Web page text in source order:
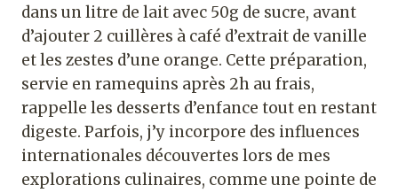
dans un litre de lait avec 50g de sucre, avant
d’ajouter 2 cuillères à café d’extrait de vanille
et les zestes d’une orange. Cette préparation,
servie en ramequins après 2h au frais,
rappelle les desserts d’enfance tout en restant
digeste. Parfois, j’y incorpore des influences
internationales découvertes lors de mes
explorations culinaires, comme une pointe de